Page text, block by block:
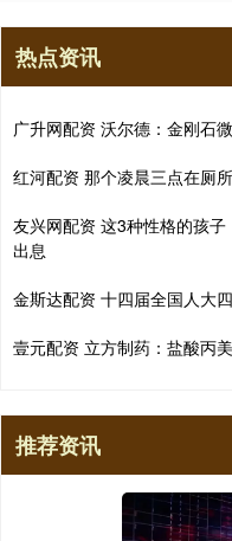
热点资讯
广升网配资 沃尔德：金刚石
红河配资 那个凌晨三点在厕
友兴网配资 这3种性格的孩子
出息
金斯达配资 十四届全国人大
壹元配资 立方制药：盐酸丙
推荐资讯